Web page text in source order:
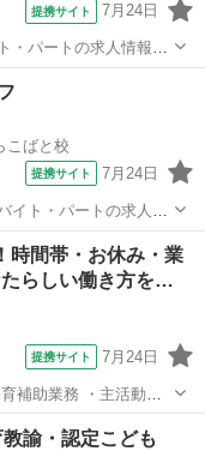
提携サイト 7月24日
・パートの求人情報
験スタートOK！ ＼
／ ♢週1日1コマから
こばと校
提携サイト 7月24日
ト・パートの求人情
未経験スタートOK！
中☆／ ♢週1日1コマか
時間帯・お休み・業
らしい働き方を…
提携サイト 7月24日
補助業務 ・主活動の
おやつ等の介助 ・午
諭・認定こども